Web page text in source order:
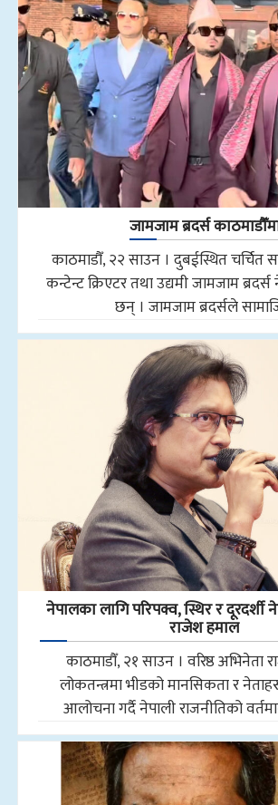
जामजाम ब्रदर्स
काठमाडौँ, २२ साउन । दुबईस्थित चर्चित
कन्टेन्ट क्रिएटर तथा उद्यमी जामजाम
छन् । जामजाम ब्रदर्सले
नेपालका लागि परिपक्व, स्थिर र
राजेश हमाल
काठमाडौँ, २१ साउन । वरिष्ठ अभिनेता
लोकतन्त्रमा भीडको मानसिकता र
आलोचना गर्दै नेपाली राजनीतिको